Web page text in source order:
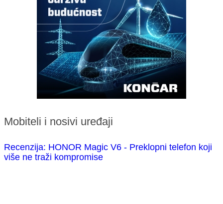
Mobiteli i nosivi uređaji
Recenzija: HONOR Magic V6 - Preklopni telefon koji
više ne traži kompromise